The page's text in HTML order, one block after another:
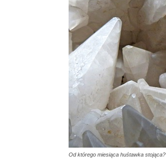
Od którego miesiąca huśtawka stojąca?